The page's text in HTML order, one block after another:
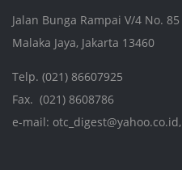
Jalan Bunga Rampai V/4 No. 85
Malaka Jaya, Jakarta 13460
Telp. (021) 86607925
Fax. (021) 8608786
e-mail: otc_digest@yahoo.co.id,